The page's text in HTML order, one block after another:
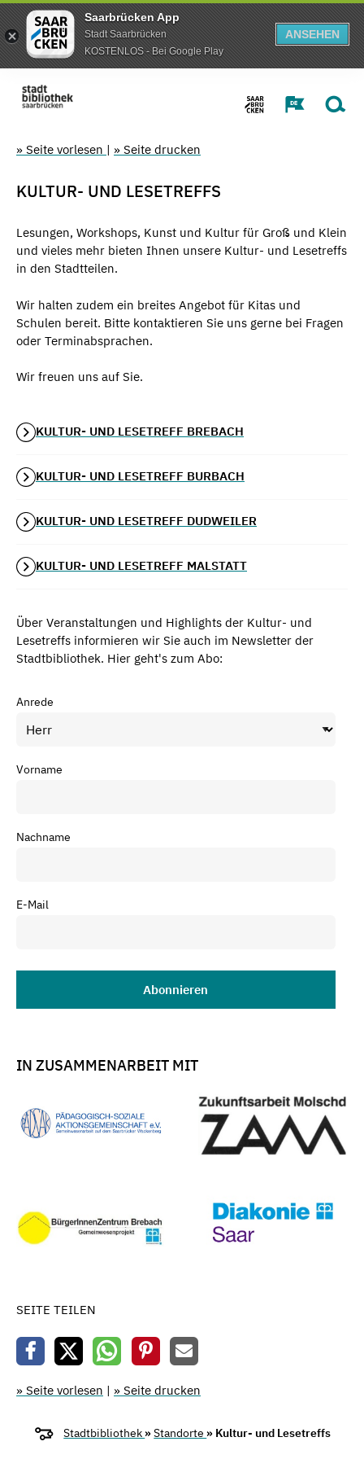
Saarbrücken App
Stadt Saarbrücken
KOSTENLOS - Bei Google Play
ANSEHEN
» Seite vorlesen | » Seite drucken
KULTUR- UND LESETREFFS
Lesungen, Workshops, Kunst und Kultur für Groß und Klein
und vieles mehr bieten Ihnen unsere Kultur- und Lesetreffs
in den Stadtteilen.
Wir halten zudem ein breites Angebot für Kitas und
Schulen bereit. Bitte kontaktieren Sie uns gerne bei Fragen
oder Terminabsprachen.
Wir freuen uns auf Sie.
KULTUR- UND LESETREFF BREBACH
KULTUR- UND LESETREFF BURBACH
KULTUR- UND LESETREFF DUDWEILER
KULTUR- UND LESETREFF MALSTATT
Über Veranstaltungen und Highlights der Kultur- und
Lesetreffs informieren wir Sie auch im Newsletter der
Stadtbibliothek. Hier geht's zum Abo:
Anrede
Vorname
Nachname
E-Mail
IN ZUSAMMENARBEIT MIT
SEITE TEILEN
» Seite vorlesen | » Seite drucken
Stadtbibliothek »Standorte » Kultur- und Lesetreffs